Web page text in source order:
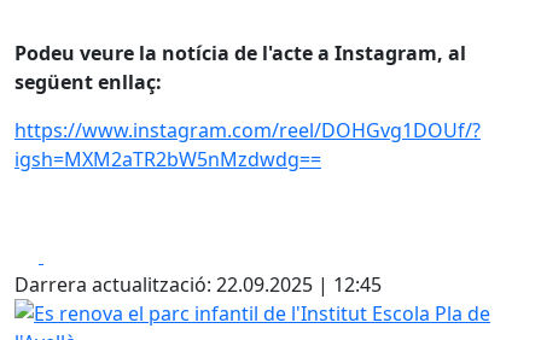
Podeu veure la notícia de l'acte a Instagram, al
següent enllaç:
https://www.instagram.com/reel/DOHGvg1DOUf/?
igsh=MXM2aTR2bW5nMzdwdg==
Darrera actualització: 22.09.2025 | 12:45
Es renova el parc infantil de l'Institut Escola Pla de l'Avellà